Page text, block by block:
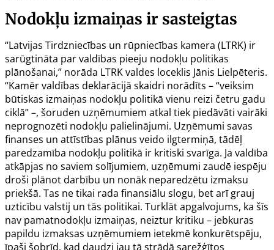
Nodokļu izmaiņas ir sasteigtas
“Latvijas Tirdzniecības un rūpniecības kamera (LTRK) ir
sarūgtināta par valdības pieeju nodokļu politikas
plānošanai,” norāda LTRK valdes loceklis Jānis Lielpēteris.
“Kamēr valdības deklarācijā skaidri norādīts – “veiksim
būtiskas izmaiņas nodokļu politikā vienu reizi četru gadu
ciklā” –, šoruden uzņēmumiem atkal tiek piedāvāti vairāki
neprognozēti nodokļu palielinājumi. Uzņēmumi savas
finanses un attīstības plānus veido ilgtermiņā, tādēļ
paredzamība nodokļu politikā ir kritiski svarīga. Ja valdība
atkāpjas no saviem solījumiem, uzņēmumi zaudē iespēju
droši plānot darbību un nonāk neparedzētu izmaksu
priekšā. Tas ne tikai rada finansiālu slogu, bet arī grauj
uzticību valstij un tās politikai. Turklāt apgalvojums, ka šīs
nav pamatnodokļu izmaiņas, neiztur kritiku – jebkuras
papildu izmaksas uzņēmumiem ietekmē konkurētspēju,
īpaši šobrīd, kad daudzi jau tā strādā sarežģītos